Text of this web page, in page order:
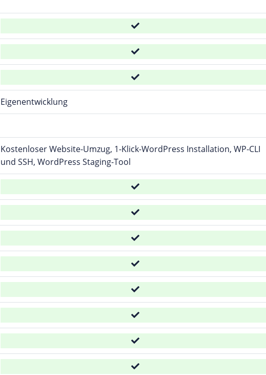
Eigenentwicklung
Kostenloser Website-Umzug, 1-Klick-WordPress Installation, WP-CLI
und SSH, WordPress Staging-Tool